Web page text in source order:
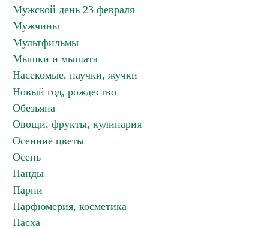
Мужской день 23 февраля
Мужчины
Мультфильмы
Мышки и мышата
Насекомые, паучки, жучки
Новый год, рождество
Обезьяна
Овощи, фрукты, кулинария
Осенние цветы
Осень
Панды
Парни
Парфюмерия, косметика
Пасха